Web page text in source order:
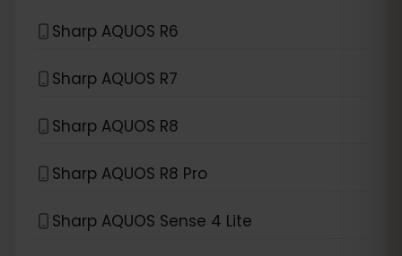
Sharp AQUOS R6
Sharp AQUOS R7
Sharp AQUOS R8
Sharp AQUOS R8 Pro
Sharp AQUOS Sense 4 Lite